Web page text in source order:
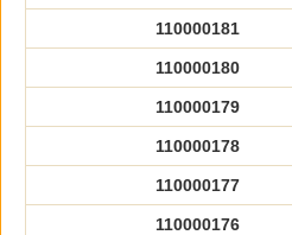
110000181
110000180
110000179
110000178
110000177
110000176